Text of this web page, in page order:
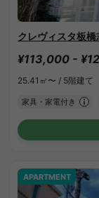
クレヴィスタ板橋
¥113,000 -
25.41㎡〜 / 5階建て
家具・家電付き
APARTMENT